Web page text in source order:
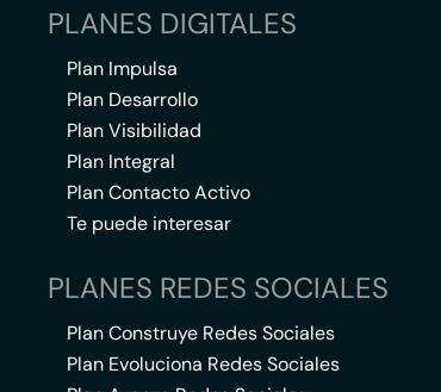
PLANES DIGITALES
Plan Impulsa
Plan Desarrollo
Plan Visibilidad
Plan Integral
Plan Contacto Activo
Te puede interesar
PLANES REDES SOCIALES
Plan Construye Redes Sociales
Plan Evoluciona Redes Sociales